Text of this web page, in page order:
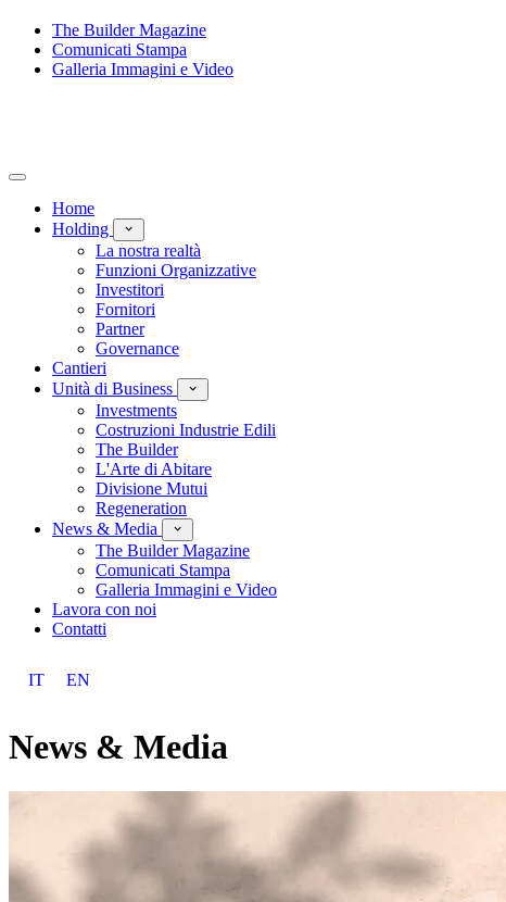
The Builder Magazine
Comunicati Stampa
Galleria Immagini e Video
Home
Holding
La nostra realtà
Funzioni Organizzative
Investitori
Fornitori
Partner
Governance
Cantieri
Unità di Business
Investments
Costruzioni Industrie Edili
The Builder
L'Arte di Abitare
Divisione Mutui
Regeneration
News & Media
The Builder Magazine
Comunicati Stampa
Galleria Immagini e Video
Lavora con noi
Contatti
IT EN
News & Media